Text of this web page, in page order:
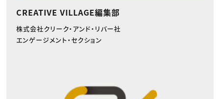
CREATIVE VILLAGE編集部
株式会社クリーク・アンド・リバー社
エンゲージメント・セクション